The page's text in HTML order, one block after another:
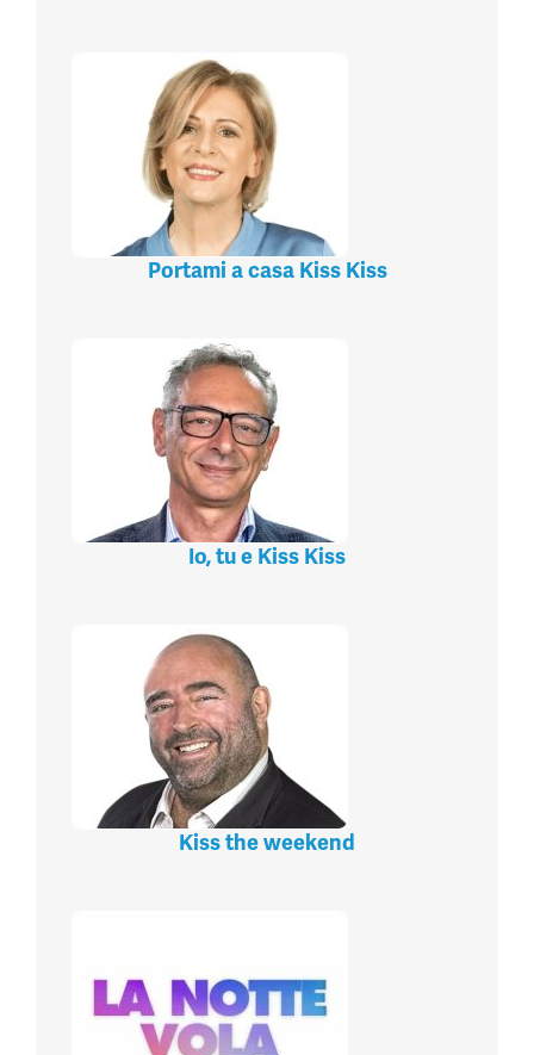
Portami a casa Kiss Kiss
Io, tu e Kiss Kiss
Kiss the weekend